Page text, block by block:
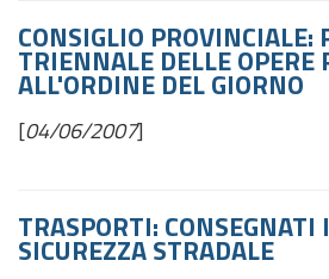
CONSIGLIO PROVINCIALE:
TRIENNALE DELLE OPERE
ALL'ORDINE DEL GIORNO
[04/06/2007]
TRASPORTI:
SICUREZZA STRADALE